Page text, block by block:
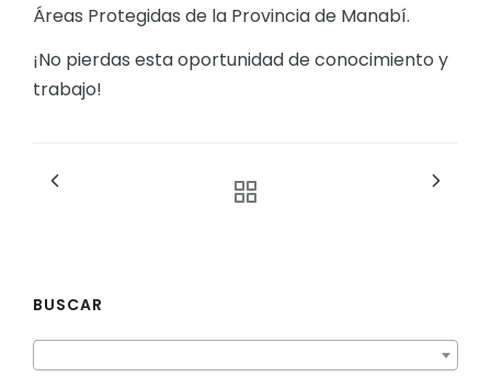
Ejecución Presupuestaria
Obras y proyectos
Áreas Protegidas de la Provincia de Manabí.
¡No pierdas esta oportunidad de conocimiento y
trabajo!
BUSCAR